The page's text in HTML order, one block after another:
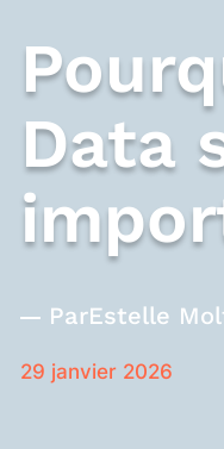
Data
ParEstelle
29 janvier 2026